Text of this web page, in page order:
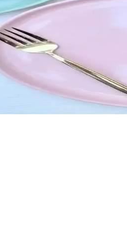
Çözümler
dayanıklı ve pratik kullanım sağlar.
Dekorasyonunu Geliştirin
kullanım alanları ve bakım
Rehberi ve Güncel Trendler
güncel trendler detaylı şekilde